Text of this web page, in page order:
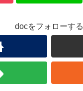
docをフォローする